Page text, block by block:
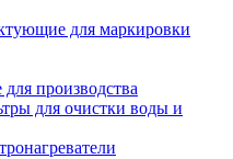
для маркировки
производства
для очистки воды и